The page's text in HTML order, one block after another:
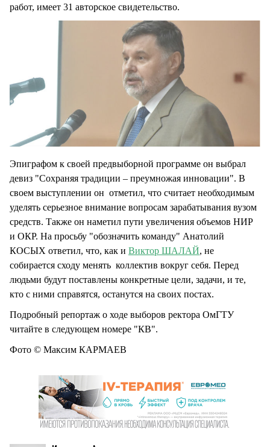
работ, имеет 31 авторское свидетельство.
Эпиграфом к своей предвыборной программе он выбрал
девиз "Сохраняя традиции – преумножая инновации". В
своем выступлении он отметил, что считает необходимым
уделять серьезное внимание вопросам зарабатывания вузом
средств. Также он наметил пути увеличения объемов НИР
и ОКР. На просьбу "обозначить команду" Анатолий
КОСЫХ ответил, что, как и Виктор ШАЛАЙ, не
собирается сходу менять коллектив вокруг себя. Перед
людьми будут поставлены конкретные цели, задачи, и те,
кто с ними справятся, останутся на своих постах.
Подробный репортаж о ходе выборов ректора ОмГТУ
читайте в следующем номере "КВ".
Фото © Максим КАРМАЕВ